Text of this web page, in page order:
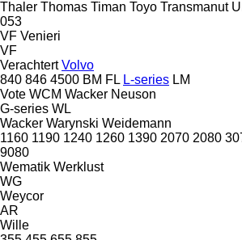
Thaler Thomas Timan Toyo Transmanut
053
VF Venieri
VF
Verachtert Volvo
840 846 4500 BM FL L-series LM
Vote WCM Wacker Neuson
G-series WL
Wacker Warynski Weidemann
1160 1190 1240 1260 1390 2070 2080
9080
Wematik Werklust
WG
Weycor
AR
Wille